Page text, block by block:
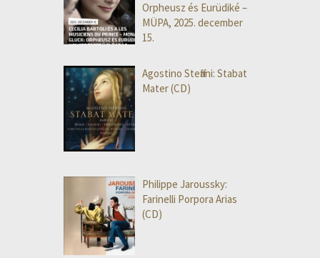
Orpheusz és Eurüdiké –
MÜPA, 2025. december
15.
Agostino Steffani: Stabat
Mater (CD)
Philippe Jaroussky:
Farinelli Porpora Arias
(CD)